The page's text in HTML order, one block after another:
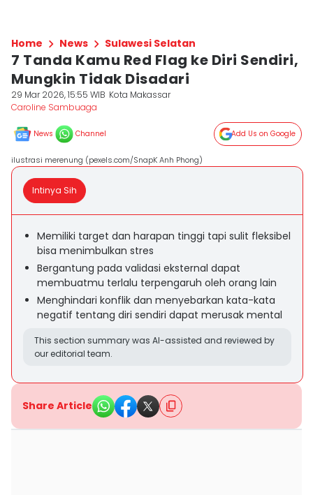
Home News Sulawesi Selatan
7 Tanda Kamu Red Flag ke Diri Sendiri,
Mungkin Tidak Disadari
29 Mar 2026, 15:55 WIB Kota Makassar
Caroline Sambuaga
News Channel Add Us on Google
ilustrasi merenung (pexels.com/SnapK Anh Phong)
Intinya Sih
Memiliki target dan harapan tinggi tapi sulit fleksibel
bisa menimbulkan stres
Bergantung pada validasi eksternal dapat
membuatmu terlalu terpengaruh oleh orang lain
Menghindari konflik dan menyebarkan kata-kata
negatif tentang diri sendiri dapat merusak mental
This section summary was AI-assisted and reviewed by
our editorial team.
Share Article